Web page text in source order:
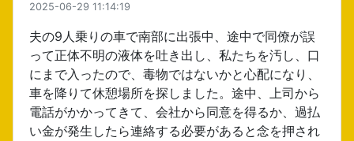
2025-06-29 11:14:19
夫の9人乗りの車で南部に出張中、途中で同僚が誤
って正体不明の液体を吐き出し、私たちを汚し、口
にまで入ったので、毒物ではないかと心配になり、
車を降りて休憩場所を探しました。途中、上司から
電話がかかってきて、会社から同意を得るか、過払
い金が発生したら連絡する必要があると念を押され